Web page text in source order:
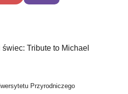
Tribute to Michael
Przyrodniczego